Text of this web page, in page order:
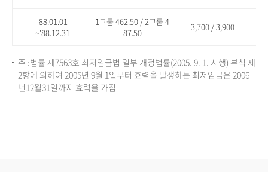
'88.01.01
~'88.12.31
1그룹 462.50 / 2그룹 4
87.50
3,700 / 3,900
주 :법률 제7563호 최저임금법 일부 개정법률(2005. 9. 1. 시행) 부칙 제
2항에 의하여 2005년 9월 1일부터 효력을 발생하는 최저임금은 2006
년12월31일까지 효력을 가짐